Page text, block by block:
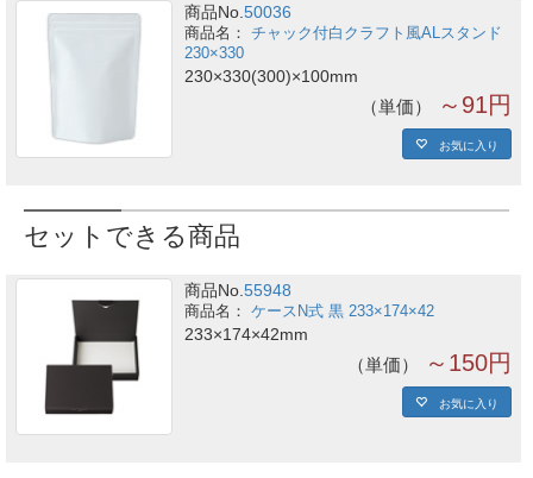
商品No.50036
チャック付白クラフト風ALスタンド
230×330
230×330(300)×100mm
単価 ～91円
お気に入り
セットできる商品
商品No.55948
ケースN式 黒 233×174×42
233×174×42mm
単価 ～150円
お気に入り